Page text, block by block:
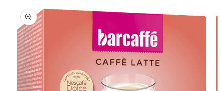
informacije
proizvodu